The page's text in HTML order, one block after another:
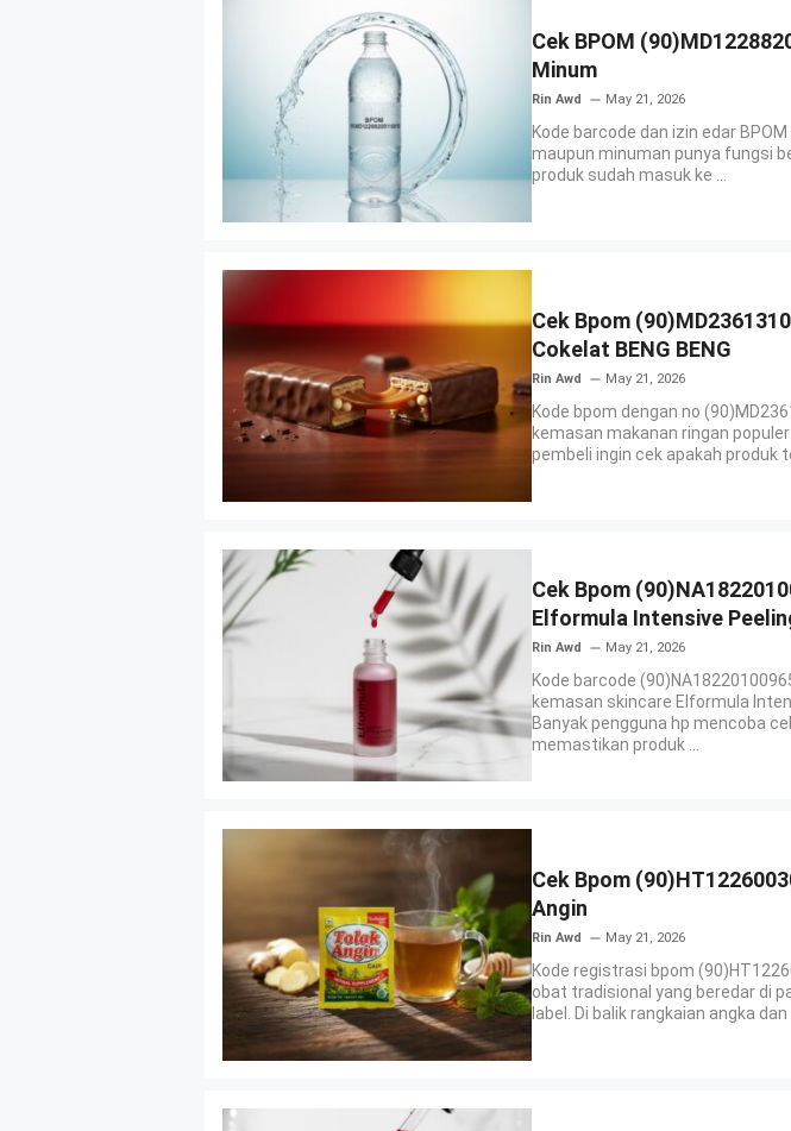
Cek BPOM
Minum
Rin Awd May 21, 2026
Kode barcode dan izin edar
maupun minuman punya fungsi
produk sudah masuk ke ...
Cek Bpom
Cokelat BENG BENG
Rin Awd May 21, 2026
Kode bpom dengan no
kemasan makanan ringan
pembeli ingin cek apakah produk
Cek Bpom
Elformula Intensive
Rin Awd May 21, 2026
Kode barcode
kemasan skincare Elformula
Banyak pengguna hp mencoba
memastikan produk ...
Cek Bpom
Angin
Rin Awd May 21, 2026
Kode registrasi bpom
obat tradisional yang beredar di
label. Di balik rangkaian angka dan